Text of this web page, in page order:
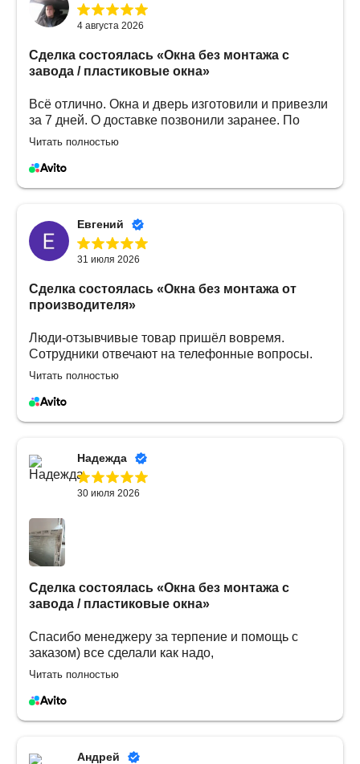
4 августа 2026
Сделка состоялась «Окна без монтажа с
завода / пластиковые окна»
Всё отлично. Окна и дверь изготовили и привезли
за 7 дней. О доставке позвонили заранее. По
цене приемлемо, у других производителей
процветания.Большое спасибо.
Читать полностью
Евгений
31 июля 2026
Сделка состоялась «Окна без монтажа от
производителя»
Люди-отзывчивые товар пришёл вовремя.
Сотрудники отвечают на телефонные вопросы.
Без проблем даже если что-то не понял. Или
легко. Все подсказывают, показывают. Без
Читать полностью
Надежда
30 июля 2026
Сделка состоялась «Окна без монтажа с
завода / пластиковые окна»
Спасибо менеджеру за терпение и помощь с
заказом) все сделали как надо,
проконсультировали, выставили счет на
👍
Читать полностью
Андрей